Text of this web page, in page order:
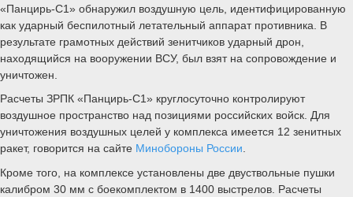
«Панцирь-С1» обнаружил воздушную цель, идентифицированную
как ударный беспилотный летательный аппарат противника. В
результате грамотных действий зенитчиков ударный дрон,
находящийся на вооружении ВСУ, был взят на сопровождение и
уничтожен.
Расчеты ЗРПК «Панцирь-С1» круглосуточно контролируют
воздушное пространство над позициями российских войск. Для
уничтожения воздушных целей у комплекса имеется 12 зенитных
ракет, говорится на сайте Минобороны России.
Кроме того, на комплексе установлены две двуствольные пушки
калибром 30 мм с боекомплектом в 1400 выстрелов. Расчеты